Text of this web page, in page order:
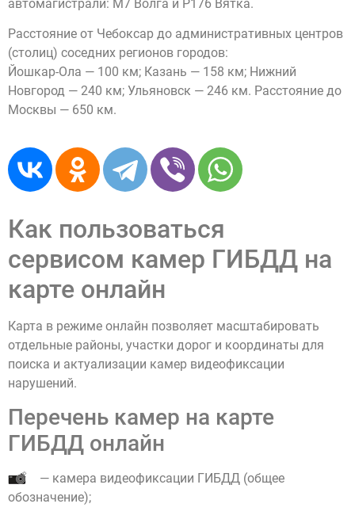
автомагистрали: М7 Волга и Р176 Вятка.
Расстояние от Чебоксар до административных центров
(столиц) соседних регионов городов:
Йошкар-Ола — 100 км; Казань — 158 км; Нижний
Новгород — 240 км; Ульяновск — 246 км. Расстояние до
Москвы — 650 км.
Как пользоваться
сервисом камер ГИБДД на
карте онлайн
Карта в режиме онлайн позволяет масштабировать
отдельные районы, участки дорог и координаты для
поиска и актуализации камер видеофиксации
нарушений.
Перечень камер на карте
ГИБДД онлайн
— камера видеофиксации ГИБДД (общее
обозначение);